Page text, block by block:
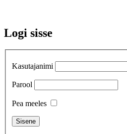
Logi sisse
Kasutajanimi
Parool
Pea meeles